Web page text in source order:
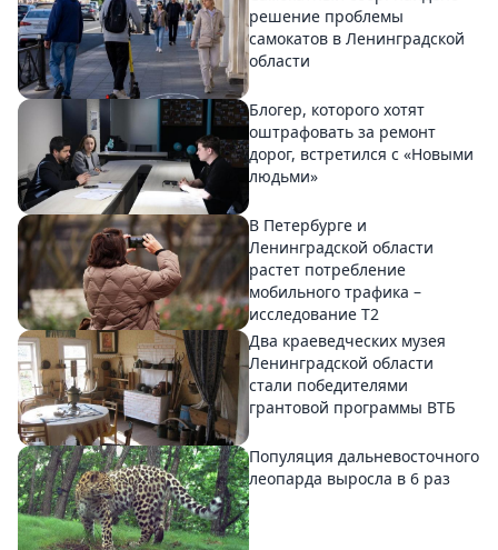
решение проблемы
самокатов в Ленинградской
области
Блогер, которого хотят
оштрафовать за ремонт
дорог, встретился с «Новыми
людьми»
В Петербурге и
Ленинградской области
растет потребление
мобильного трафика –
исследование T2
Два краеведческих музея
Ленинградской области
стали победителями
грантовой программы ВТБ
Популяция дальневосточного
леопарда выросла в 6 раз